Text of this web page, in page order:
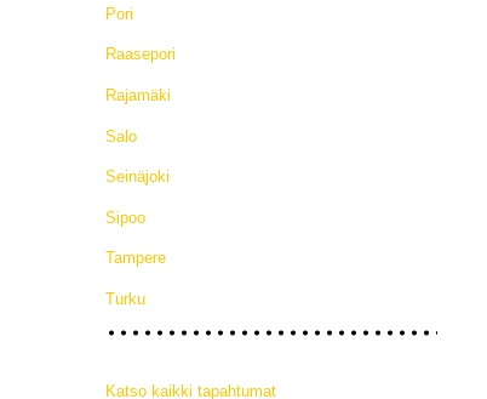
Pori
Raasepori
Rajamäki
Salo
Seinäjoki
Sipoo
Tampere
Turku
Katso kaikki tapahtumat